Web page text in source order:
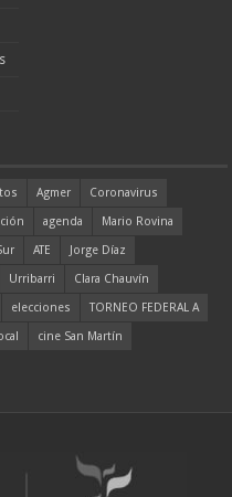
Agmer
Coronavirus
agenda
Mario Rovina
ATE
Jorge Díaz
Urribarri
Clara Chauvín
elecciones
TORNEO FEDERAL A
cine San Martín